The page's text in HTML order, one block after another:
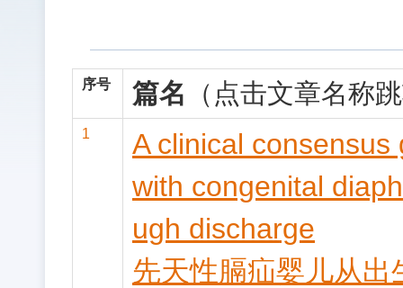
序号 篇名 （点击文章名称
1
A clinical
with congenital
ugh discharge
先天性膈疝婴儿从